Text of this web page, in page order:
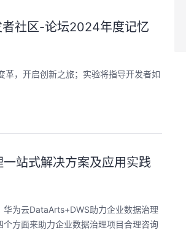
者社区-论坛2024年度记忆
，开启创新之旅；实验将指导开发者如
站式解决方案及应用实践
为云DataArts+DWS助力企业数据治理
方面来助力企业数据治理项目合理咨询